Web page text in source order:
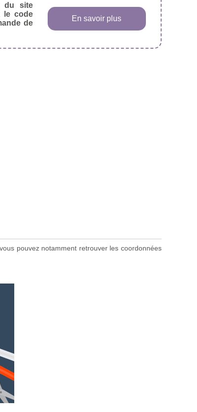
du site
le code
de
En savoir plus
pouvez notamment retrouver les coordonnées